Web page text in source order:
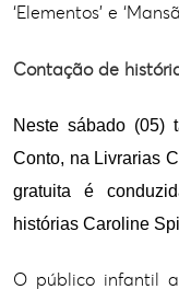
‘Elementos’ e
Contação de
Neste sábado (05)
Conto, na Livrarias
gratuita é
histórias Caroline
O público infantil